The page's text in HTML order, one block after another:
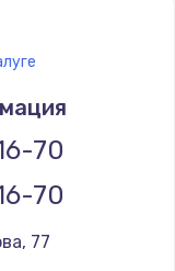
70
70
77